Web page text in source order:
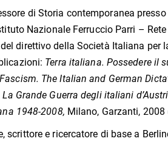
di Storia contemporanea
Nazionale Ferruccio Parri –
direttivo della Società Italiana per
Terra italiana. Possedere il
The Italian and German
La Grande Guerra degli italiani
1948-2008, Milano, Garzanti,
scrittore e ricercatore di base a